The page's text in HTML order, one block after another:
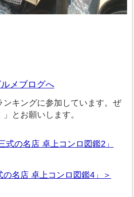
キングに参加しています。ぜ
とお願いします。
式の名店 卓上コンロ図鑑2」
名店 卓上コンロ図鑑4」＞